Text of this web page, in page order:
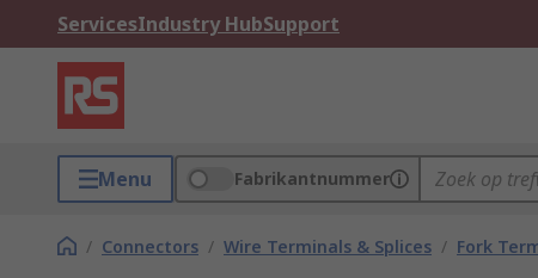
ServicesIndustry HubSupport
Menu Fabrikantnummer
/ Connectors / Wire Terminals & Splices / Fork